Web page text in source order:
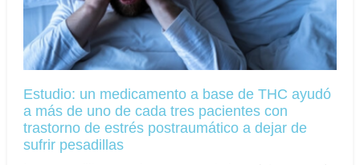
Estudio: un medicamento a base de THC ayudó
a más de uno de cada tres pacientes con
trastorno de estrés postraumático a dejar de
sufrir pesadillas